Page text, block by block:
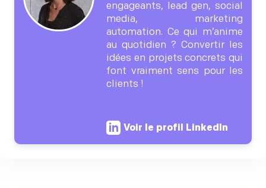
engageants, lead gen, social
media, marketing
automation. Ce qui m’anime
au quotidien ? Convertir les
idées en projets concrets qui
font vraiment sens pour les
clients !
Voir le profil LinkedIn